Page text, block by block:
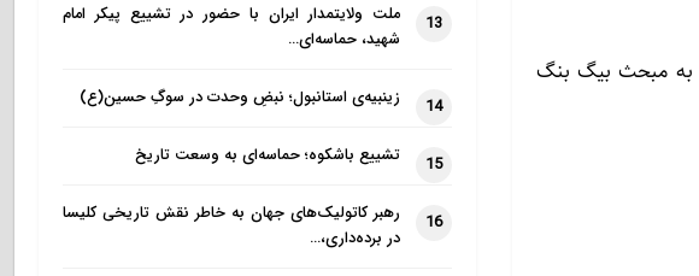
به مبحث بیگ بنگ
13
ملت ولایتمدار ایران با حضور در تشییع پیکر امام
شهید، حماسه‌ای…
14 زینبیه‌ی استانبول؛ نبضِ وحدت در سوگِ حسین(ع)
15 تشییع باشکوه؛ حماسه‌ای به وسعت تاریخ
16
رهبر کاتولیک‌های جهان به خاطر نقش تاریخی کلیسا
در برده‌داری،…